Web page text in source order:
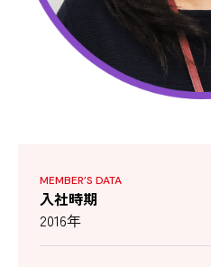
MEMBER’S DATA
入社時期
2016年